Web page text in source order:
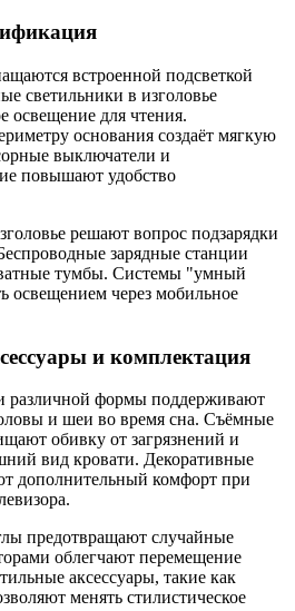
встроенной подсветкой
светильники в изголовье
освещение для чтения.
основания создаёт мягкую
выключатели и
повышают удобство
решают вопрос подзарядки
зарядные станции
тумбы. Системы "умный
освещением через мобильное
и комплектация
различной формы поддерживают
и шеи во время сна. Съёмные
обивку от загрязнений и
вид кровати. Декоративные
дополнительный комфорт при
предотвращают случайные
облегчают перемещение
аксессуары, такие как
менять стилистическое